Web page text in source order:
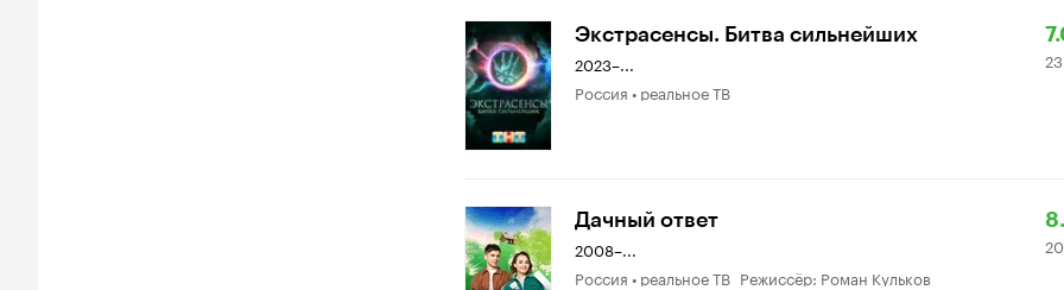
Экстрасенсы. Битва сильнейших
2023–...
Россия • реальное ТВ
Дачный ответ
2008–...
Россия • реальное ТВ Режиссёр: Роман Кульков